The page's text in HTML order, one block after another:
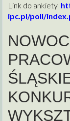
Link do ankiety
ipc.pl/poll/